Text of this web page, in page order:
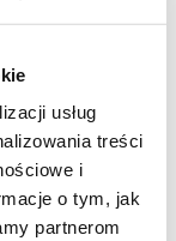
usług
treści
i
o tym, jak
partnerom